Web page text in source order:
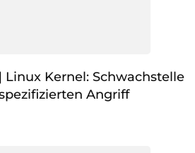
Linux Kernel: Schwachstelle
Angriff